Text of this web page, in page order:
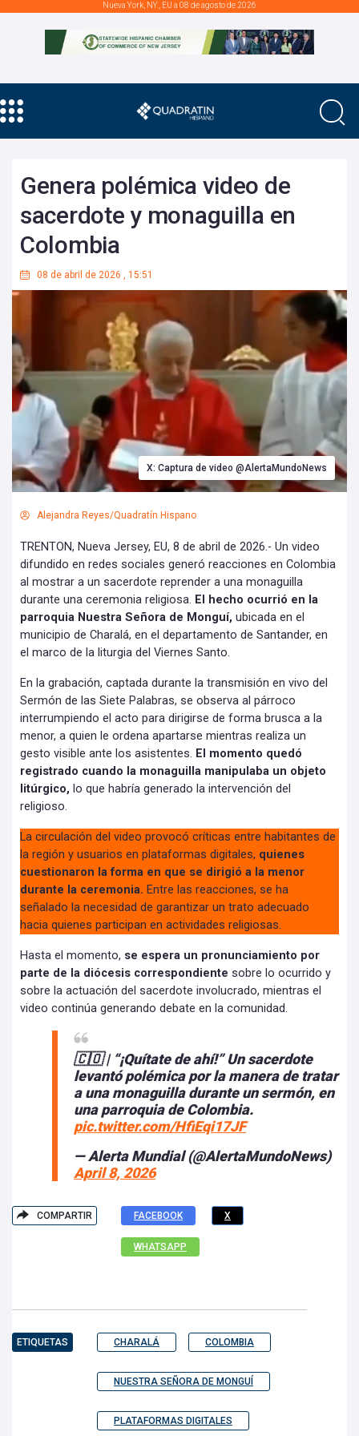
Nueva York, NY., EU a 08 de agosto de 2026
Genera polémica video de
sacerdote y monaguilla en
Colombia
08 de abril de 2026 , 15:51
X: Captura de video @AlertaMundoNews
Alejandra Reyes/Quadratín Hispano
TRENTON, Nueva Jersey, EU, 8 de abril de 2026.- Un video
difundido en redes sociales generó reacciones en Colombia
al mostrar a un sacerdote reprender a una monaguilla
durante una ceremonia religiosa. El hecho ocurrió en la
parroquia Nuestra Señora de Monguí, ubicada en el
municipio de Charalá, en el departamento de Santander, en
el marco de la liturgia del Viernes Santo.
En la grabación, captada durante la transmisión en vivo del
Sermón de las Siete Palabras, se observa al párroco
interrumpiendo el acto para dirigirse de forma brusca a la
menor, a quien le ordena apartarse mientras realiza un
gesto visible ante los asistentes. El momento quedó
registrado cuando la monaguilla manipulaba un objeto
litúrgico, lo que habría generado la intervención del
religioso.
La circulación del video provocó críticas entre habitantes de
la región y usuarios en plataformas digitales, quienes
cuestionaron la forma en que se dirigió a la menor
durante la ceremonia. Entre las reacciones, se ha
señalado la necesidad de garantizar un trato adecuado
hacia quienes participan en actividades religiosas.
Hasta el momento, se espera un pronunciamiento por
parte de la diócesis correspondiente sobre lo ocurrido y
sobre la actuación del sacerdote involucrado, mientras el
video continúa generando debate en la comunidad.
🇨🇴 | “¡Quítate de ahí!” Un sacerdote
levantó polémica por la manera de tratar
a una monaguilla durante un sermón, en
una parroquia de Colombia.
pic.twitter.com/HfiEqi17JF
— Alerta Mundial (@AlertaMundoNews)
April 8, 2026
COMPARTIR FACEBOOK X
WHATSAPP
ETIQUETAS CHARALÁ COLOMBIA
NUESTRA SEÑORA DE MONGUÍ
PLATAFORMAS DIGITALES